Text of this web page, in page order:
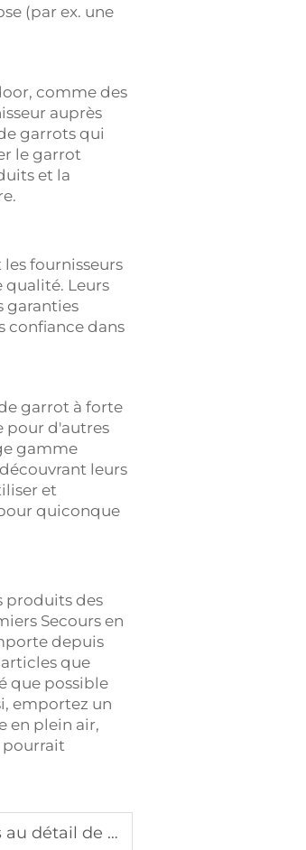
(par ex. une
comme des
auprès
garrots qui
le garrot
et la
fournisseurs
qualité. Leurs
garanties
confiance dans
garrot à forte
pour d'autres
gamme
leurs
et
quiconque
produits des
Secours en
depuis
que
que possible
emportez un
en plein air,
pourrait
d'église